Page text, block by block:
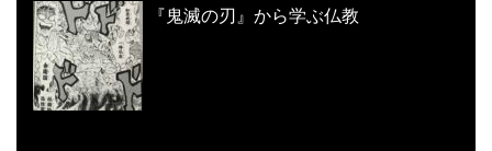
『鬼滅の刃』から学ぶ仏教